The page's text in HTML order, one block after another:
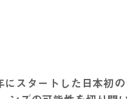
にスタートした日本初